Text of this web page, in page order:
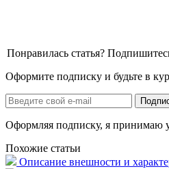
Понравилась статья?
Оформите подписку и будьте в
Оформляя подписку, я принимаю
Похожие статьи
Описание внешности и